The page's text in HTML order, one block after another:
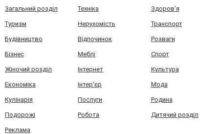
Загальний розділ Техніка Здоров'я
Туризм Нерухомість Транспорт
Будівництво Відпочинок Розваги
Бізнес Меблі Спорт
Жіночий розділ Інтернет Культура
Економіка Інтер'єр Мода
Кулінарія Послуги Родина
Подорожі Робота Дитячий розділ
Реклама